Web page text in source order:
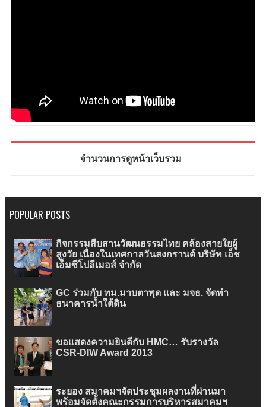
จำนวนการดูหน้าเว็บรวม
POPULAR POSTS
กิจกรรมสืบสานวัฒนธรรมไทย คล้องสายใยผู้
สูงวัย เนื่องในเทศกาลวันสงกรานต์ บริษัท เอ็ช
เอ็มซีโปลีเมอส์ จำกัด
GC ร่วมกับ ทม.มาบตาพุด และ มจธ. จัดทำ
ธนาคารน้ำใต้ดิน
ขอแสดงความยินดีกับ HMC… รับรางวัล
CSR-DIW Award 2013
ระยอง สมาคมฯจัดประชุมผลงานที่ผ่านมา
พร้อมจัดตั้งคณะกรรมการบริหารสมาคมฯ